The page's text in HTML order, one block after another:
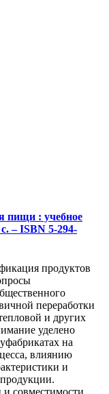
пищи : учебное
– ISBN 5-294-
продуктов
переработки
и других
уделено
на
влиянию
и
совместимости